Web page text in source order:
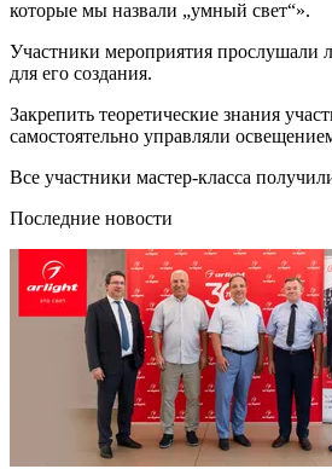
которые мы назвали „умный свет“».
Участники мероприятия прослушали
для его создания.
Закрепить теоретические знания
самостоятельно управляли
Все участники мастер-класса
Последние новости